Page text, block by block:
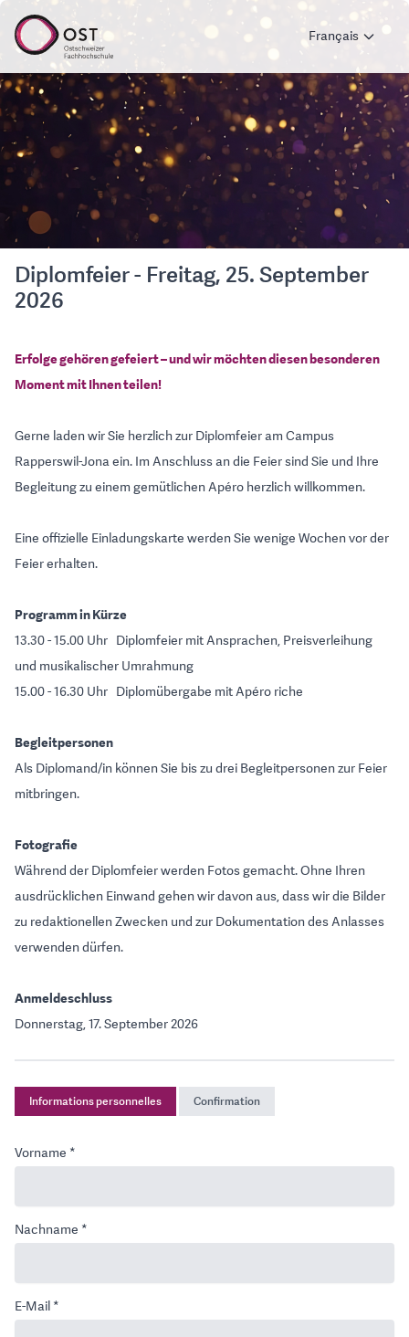
Français
Diplomfeier - Freitag, 25. September
2026
Erfolge gehören gefeiert – und wir möchten diesen besonderen
Moment mit Ihnen teilen!
Gerne laden wir Sie herzlich zur Diplomfeier am Campus
Rapperswil-Jona ein. Im Anschluss an die Feier sind Sie und Ihre
Begleitung zu einem gemütlichen Apéro herzlich willkommen.
Eine offizielle Einladungskarte werden Sie wenige Wochen vor der
Feier erhalten.
Programm in Kürze
13.30 - 15.00 Uhr Diplomfeier mit Ansprachen, Preisverleihung
und musikalischer Umrahmung
15.00 - 16.30 Uhr Diplomübergabe mit Apéro riche
Begleitpersonen
Als Diplomand/in können Sie bis zu drei Begleitpersonen zur Feier
mitbringen.
Fotografie
Während der Diplomfeier werden Fotos gemacht. Ohne Ihren
ausdrücklichen Einwand gehen wir davon aus, dass wir die Bilder
zu redaktionellen Zwecken und zur Dokumentation des Anlasses
verwenden dürfen.
Anmeldeschluss
Donnerstag, 17. September 2026
Informations personnelles Confirmation
Vorname *
Nachname *
E-Mail *